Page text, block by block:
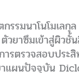
รรมนาโนโมเลกุ
วยาซึมเข้าสู่ผิวชั้
ารตรวจสอบประ
แผนปัจจุบัน